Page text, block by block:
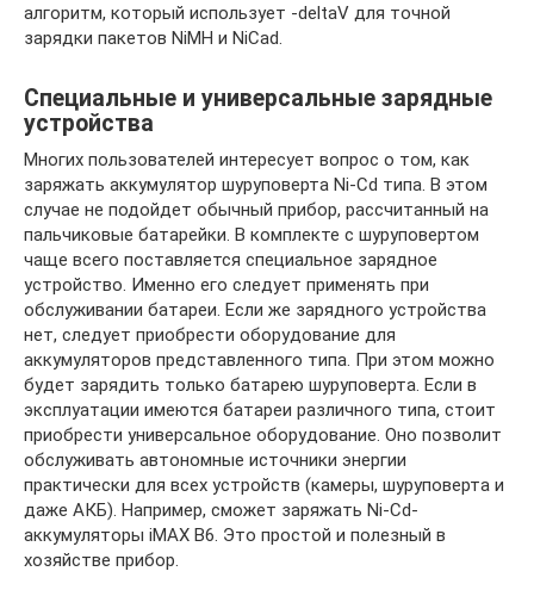
алгоритм, который использует -deltaV для точной
зарядки пакетов NiMH и NiCad.
Специальные и универсальные зарядные
устройства
Многих пользователей интересует вопрос о том, как
заряжать аккумулятор шуруповерта Ni-Cd типа. В этом
случае не подойдет обычный прибор, рассчитанный на
пальчиковые батарейки. В комплекте с шуруповертом
чаще всего поставляется специальное зарядное
устройство. Именно его следует применять при
обслуживании батареи. Если же зарядного устройства
нет, следует приобрести оборудование для
аккумуляторов представленного типа. При этом можно
будет зарядить только батарею шуруповерта. Если в
эксплуатации имеются батареи различного типа, стоит
приобрести универсальное оборудование. Оно позволит
обслуживать автономные источники энергии
практически для всех устройств (камеры, шуруповерта и
даже АКБ). Например, сможет заряжать Ni-Cd-
аккумуляторы iMAX B6. Это простой и полезный в
хозяйстве прибор.